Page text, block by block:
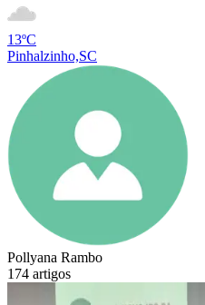
13ºC
Pinhalzinho,SC
Pollyana Rambo
174 artigos